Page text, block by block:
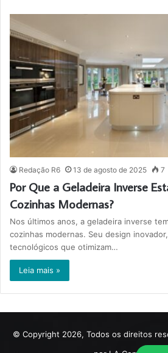
Redação R6 13 de agosto de 2025 7
Por Que a Geladeira Inverse
Cozinhas Modernas?
Nos últimos anos, a geladeira inverse
cozinhas modernas. Seu design
tecnológicos que otimizam…
Leia mais »
© Copyright 2026, Todos os direitos